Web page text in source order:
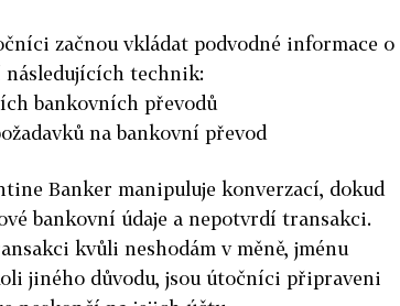
začnou vkládat podvodné informace o
technik:
bankovních převodů
na bankovní převod
Banker manipuluje konverzací, dokud
bankovní údaje a nepotvrdí transakci.
kvůli neshodám v měně, jménu
jiného důvodu, jsou útočníci připraveni